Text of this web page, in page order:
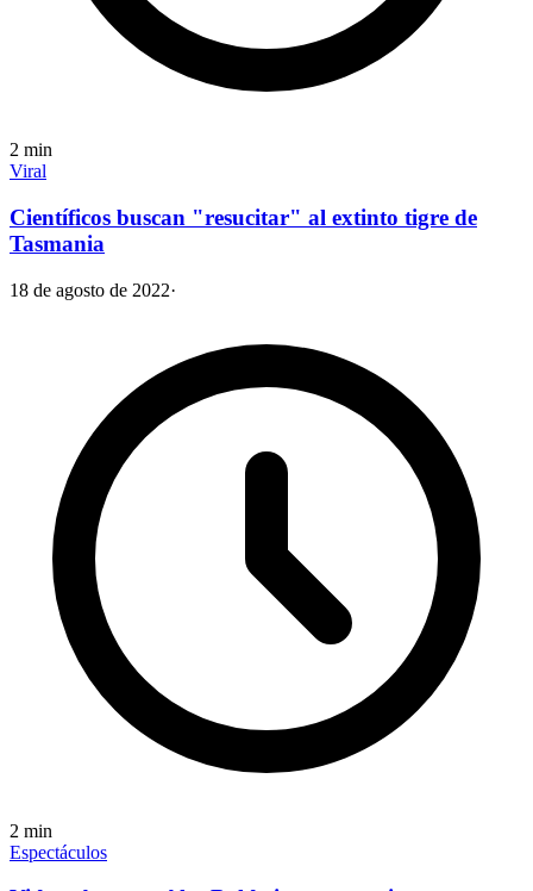
2 min
Viral
Científicos buscan "resucitar" al extinto tigre de
Tasmania
18 de agosto de 2022·
2 min
Espectáculos